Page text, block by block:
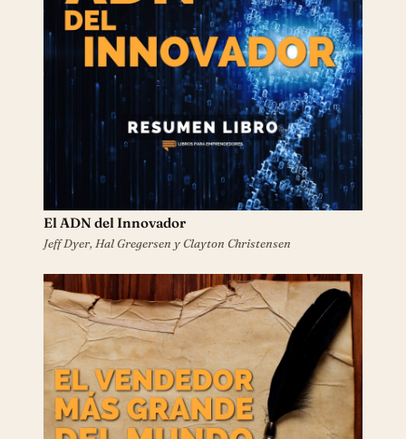
El ADN del Innovador
Jeff Dyer, Hal Gregersen y Clayton Christensen